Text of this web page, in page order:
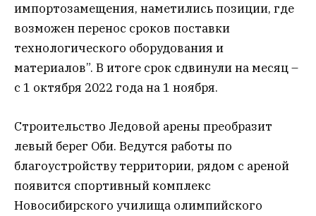
импортозамещения, наметились позиции, где
возможен перенос сроков поставки
технологического оборудования и
материалов”. В итоге срок сдвинули на месяц –
с 1 октября 2022 года на 1 ноября.
Строительство Ледовой арены преобразит
левый берег Оби. Ведутся работы по
благоустройству территории, рядом с ареной
появится спортивный комплекс
Новосибирского училища олимпийского